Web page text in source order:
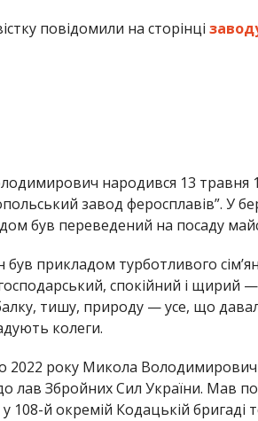
повідомили на сторінці
народився 13 травня
завод феросплавів”. У
був переведений на посаду
був прикладом турботливого
спокійний і щирий —
тишу, природу — усе, що
колеги.
2022 року Микола
лав Збройних Сил України. Мав
108-й окремій Кодацькій бригаді